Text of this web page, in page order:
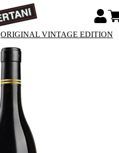
ORIGINAL VINTAGE EDITION